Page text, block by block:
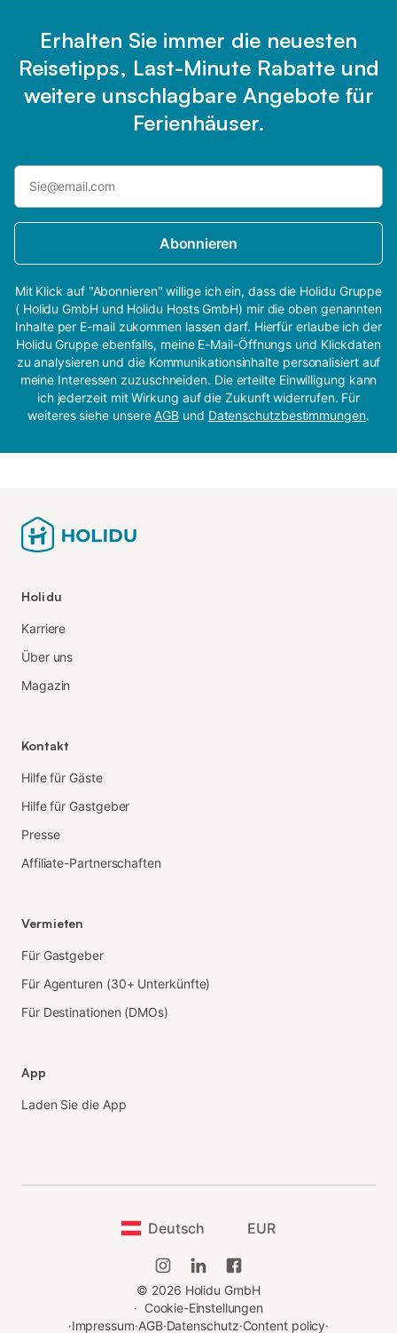
Erhalten Sie immer die neuesten
Reisetipps, Last-Minute Rabatte und
weitere unschlagbare Angebote für
Ferienhäuser.
Abonnieren
Mit Klick auf "Abonnieren" willige ich ein, dass die Holidu Gruppe
( Holidu GmbH und Holidu Hosts GmbH) mir die oben genannten
Inhalte per E-mail zukommen lassen darf. Hierfür erlaube ich der
Holidu Gruppe ebenfalls, meine E-Mail-Öffnungs und Klickdaten
zu analysieren und die Kommunikationsinhalte personalisiert auf
meine Interessen zuzuschneiden. Die erteilte Einwilligung kann
ich jederzeit mit Wirkung auf die Zukunft widerrufen. Für
weiteres siehe unsereAGB und Datenschutzbestimmungen.
Holidu
Karriere
Über uns
Magazin
Kontakt
Hilfe für Gäste
Hilfe für Gastgeber
Presse
Affiliate-Partnerschaften
Vermieten
Für Gastgeber
Für Agenturen (30+ Unterkünfte)
Für Destinationen (DMOs)
App
Laden Sie die App
Deutsch EUR
© 2026 Holidu GmbH
· Cookie-Einstellungen
·Impressum·AGB·Datenschutz·Content policy·